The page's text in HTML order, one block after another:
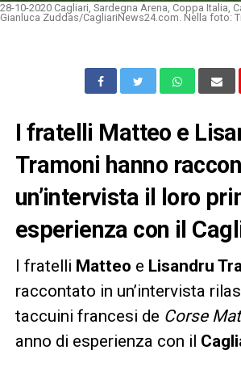
28-10-2020 Cagliari, Sardegna Arena, Coppa Italia,
Gianluca Zuddas/CagliariNews24.com. Nella foto:
I fratelli Matteo e
Tramoni hanno
un’intervista il loro
esperienza con il
I fratelli Matteo e Lisandru
raccontato in un’intervista
taccuini francesi de Corse
anno di esperienza con il